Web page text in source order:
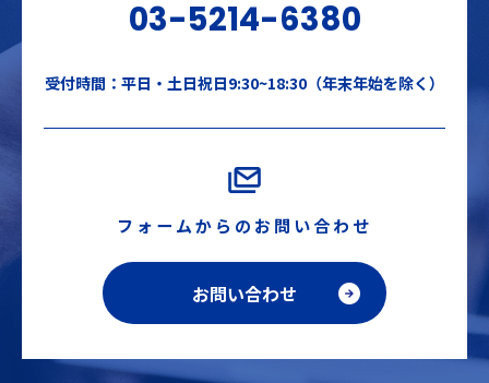
03-5214-6380
受付時間：平日・土日祝日9:30~18:30（年末年始を除く）
フォームからのお問い合わせ
お問い合わせ